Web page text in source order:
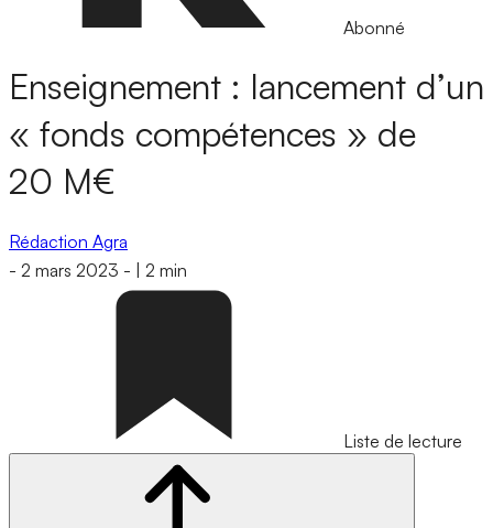
Abonné
Enseignement : lancement d’un
« fonds compétences » de
20 M€
Rédaction Agra
- 2 mars 2023 - 2 min
Liste de lecture